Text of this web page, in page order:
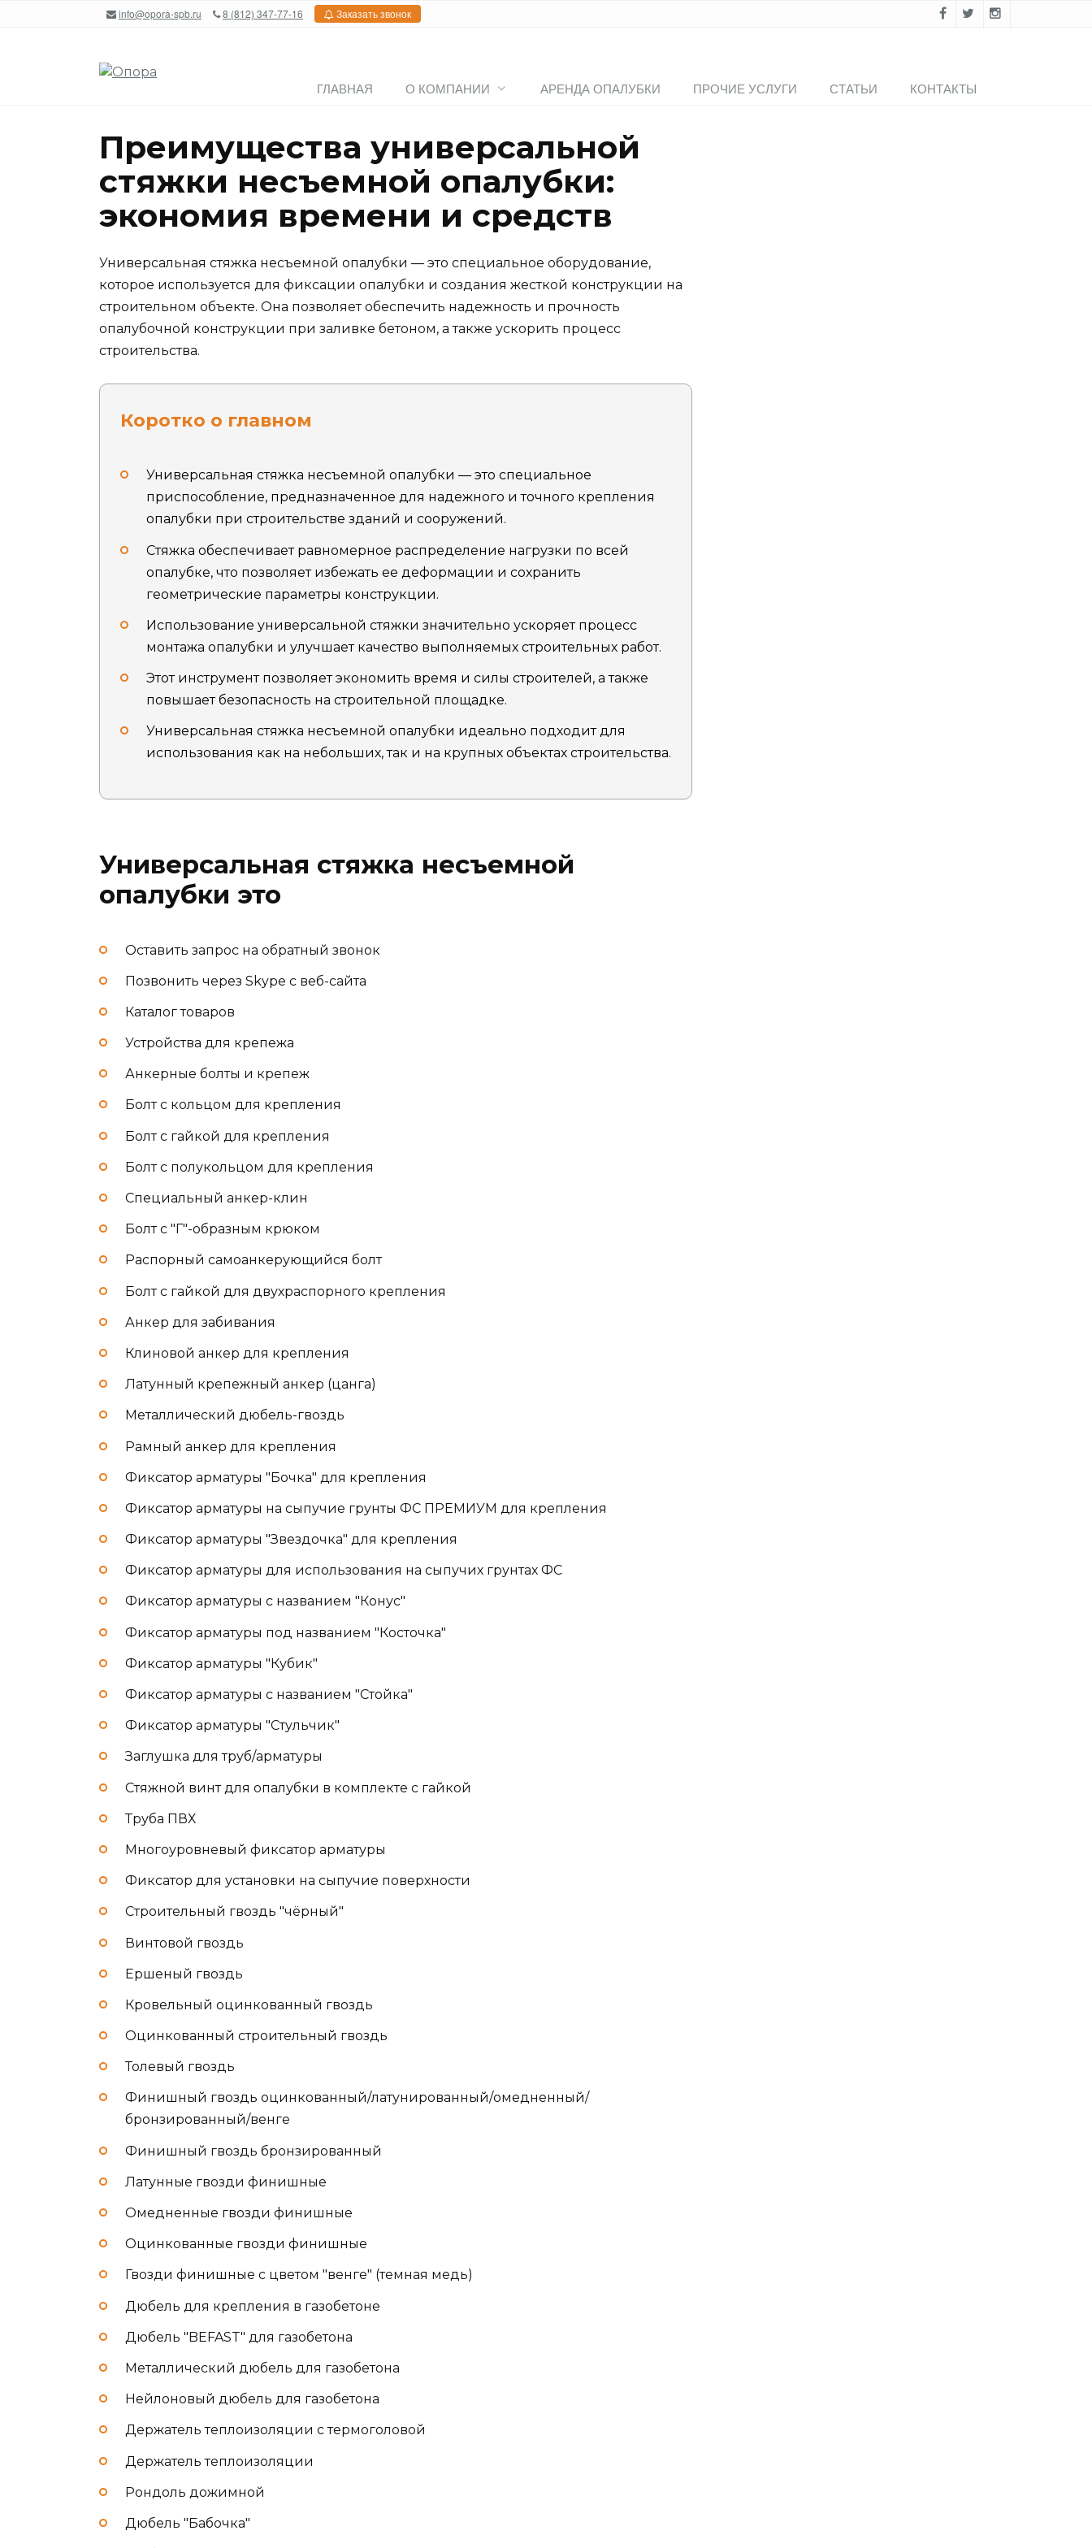
info@opora-spb.ru 8 (812) 347-77-16 Заказать звонок
ГЛАВНАЯ О КОМПАНИИ АРЕНДА ОПАЛУБКИ ПРОЧИЕ УСЛУГИ СТАТЬИ КОНТАКТЫ
Преимущества универсальной
стяжки несъемной опалубки:
экономия времени и средств
Универсальная стяжка несъемной опалубки — это специальное оборудование,
которое используется для фиксации опалубки и создания жесткой конструкции на
строительном объекте. Она позволяет обеспечить надежность и прочность
опалубочной конструкции при заливке бетоном, а также ускорить процесс
строительства.
Коротко о главном
Универсальная стяжка несъемной опалубки — это специальное
приспособление, предназначенное для надежного и точного крепления
опалубки при строительстве зданий и сооружений.
Стяжка обеспечивает равномерное распределение нагрузки по всей
опалубке, что позволяет избежать ее деформации и сохранить
геометрические параметры конструкции.
Использование универсальной стяжки значительно ускоряет процесс
монтажа опалубки и улучшает качество выполняемых строительных работ.
Этот инструмент позволяет экономить время и силы строителей, а также
повышает безопасность на строительной площадке.
Универсальная стяжка несъемной опалубки идеально подходит для
использования как на небольших, так и на крупных объектах строительства.
Универсальная стяжка несъемной
опалубки это
Оставить запрос на обратный звонок
Позвонить через Skype с веб-сайта
Каталог товаров
Устройства для крепежа
Анкерные болты и крепеж
Болт с кольцом для крепления
Болт с гайкой для крепления
Болт с полукольцом для крепления
Специальный анкер-клин
Болт с "Г"-образным крюком
Распорный самоанкерующийся болт
Болт с гайкой для двухраспорного крепления
Анкер для забивания
Клиновой анкер для крепления
Латунный крепежный анкер (цанга)
Металлический дюбель-гвоздь
Рамный анкер для крепления
Фиксатор арматуры "Бочка" для крепления
Фиксатор арматуры на сыпучие грунты ФС ПРЕМИУМ для крепления
Фиксатор арматуры "Звездочка" для крепления
Фиксатор арматуры для использования на сыпучих грунтах ФС
Фиксатор арматуры с названием "Конус"
Фиксатор арматуры под названием "Косточка"
Фиксатор арматуры "Кубик"
Фиксатор арматуры с названием "Стойка"
Фиксатор арматуры "Стульчик"
Заглушка для труб/арматуры
Стяжной винт для опалубки в комплекте с гайкой
Труба ПВХ
Многоуровневый фиксатор арматуры
Фиксатор для установки на сыпучие поверхности
Строительный гвоздь "чёрный"
Винтовой гвоздь
Ершеный гвоздь
Кровельный оцинкованный гвоздь
Оцинкованный строительный гвоздь
Толевый гвоздь
Финишный гвоздь оцинкованный/латунированный/омедненный/
бронзированный/венге
Финишный гвоздь бронзированный
Латунные гвозди финишные
Омедненные гвозди финишные
Оцинкованные гвозди финишные
Гвозди финишные с цветом "венге" (темная медь)
Дюбель для крепления в газобетоне
Дюбель "BEFAST" для газобетона
Металлический дюбель для газобетона
Нейлоновый дюбель для газобетона
Держатель теплоизоляции с термоголовой
Держатель теплоизоляции
Рондоль дожимной
Дюбель "Бабочка"